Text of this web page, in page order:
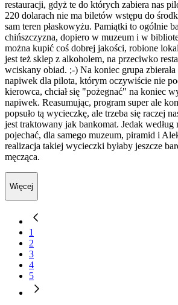
restauracji, gdyż te do których zabiera nas
220 dolarach nie ma biletów wstępu do
sam teren płaskowyżu. Pamiątki to ogólnie
chińszczyzna, dopiero w muzeum i w
można kupić coś dobrej jakości, robione
jest też sklep z alkoholem, na przeciwko
wciskany obiad. ;-) Na koniec grupa
napiwek dla pilota, którym oczywiście nie
kierowca, chciał się "pożegnać" na koniec
napiwek. Reasumując, program super ale
popsuło tą wycieczkę, ale trzeba się raczej
jest traktowany jak bankomat. Jedak według
pojechać, dla samego muzeum, piramid i
realizacja takiej wycieczki byłaby jeszcze
męcząca.
Więcej
1
2
3
4
5